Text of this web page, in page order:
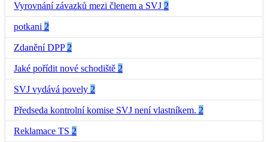
Vyrovnání závazků mezi členem a SVJ 2
potkani 2
Zdanění DPP 2
Jaké pořídit nové schodiště 2
SVJ vydává povely 2
Předseda kontrolní komise SVJ není vlastníkem. 2
Reklamace TS 2